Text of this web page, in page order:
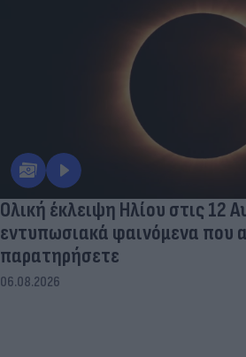
Ολική έκλειψη Ηλίου στις 12
εντυπωσιακά φαινόμενα που
παρατηρήσετε
06.08.2026